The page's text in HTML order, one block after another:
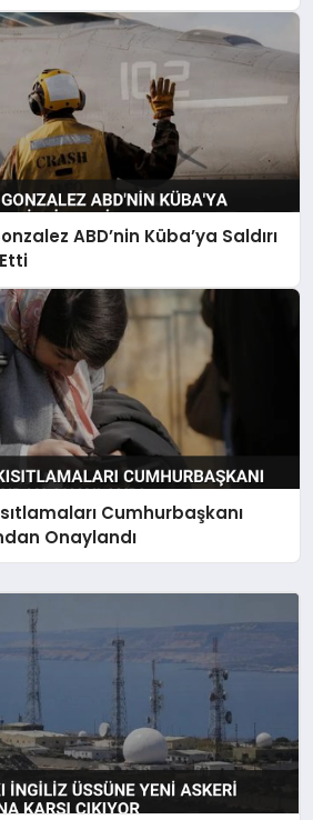
ABD’nin Küba’ya Saldırı
Cumhurbaşkanı
Onaylandı